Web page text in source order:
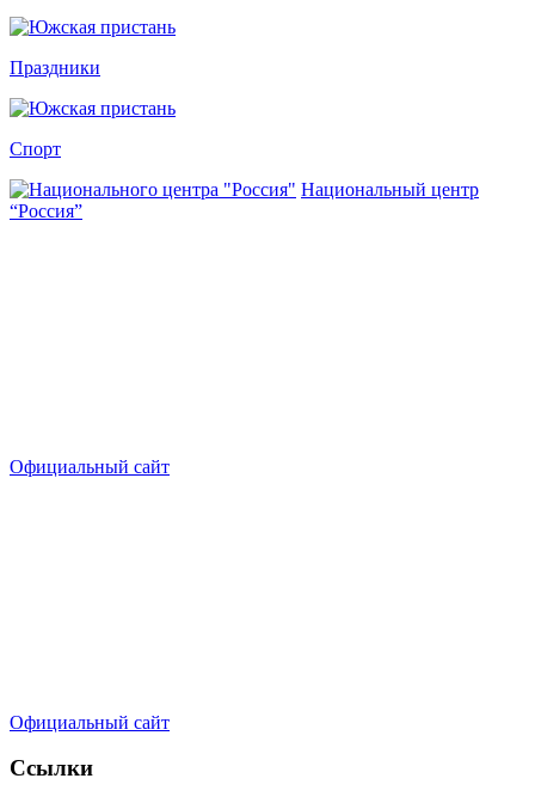
Праздники
Спорт
Национальный центр
“Россия”
Официальный сайт
Официальный сайт
Ссылки